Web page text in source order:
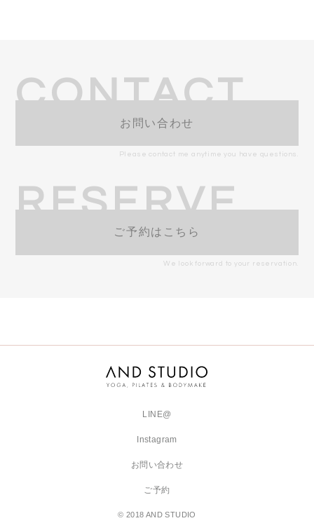
CONTACT
お問い合わせ
Please contact me anytime you have questions.
RESERVE
ご予約はこちら
We look forward to your reservation.
LINE@
Instagram
お問い合わせ
ご予約
© 2018 AND STUDIO